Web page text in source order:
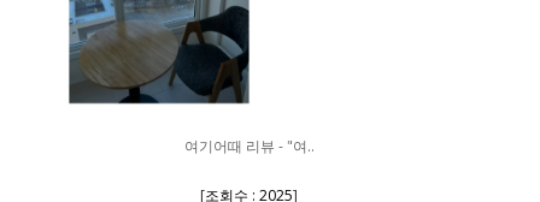
여기어때 리뷰 - "여..
[조회수 : 2025]